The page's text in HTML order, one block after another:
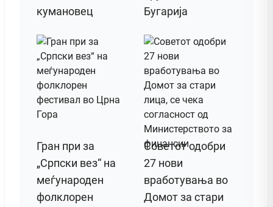
кумановец
Бугарија
Гран при за
„Српски вез“ на
меѓународен
фолклорен
Советот одобри
27 нови
вработувања во
Домот за стари